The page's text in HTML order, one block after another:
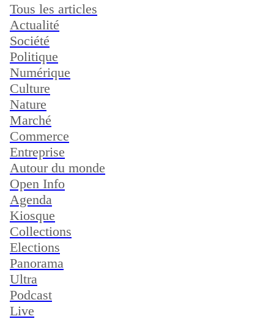
Tous les articles
Actualité
Société
Politique
Numérique
Culture
Nature
Marché
Commerce
Entreprise
Autour du monde
Open Info
Agenda
Kiosque
Collections
Elections
Panorama
Ultra
Podcast
Live